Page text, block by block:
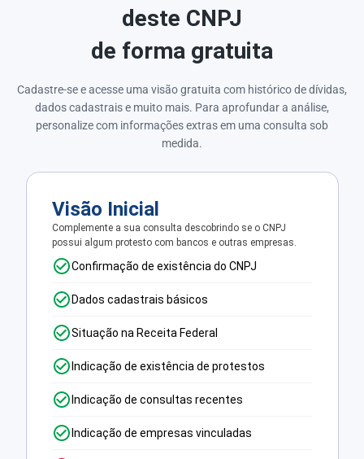
deste CNPJ
de forma gratuita
Cadastre-se e acesse uma visão gratuita com histórico de dívidas,
dados cadastrais e muito mais. Para aprofundar a análise,
personalize com informações extras em uma consulta sob
medida.
Visão Inicial
Complemente a sua consulta descobrindo se o CNPJ
possui algum protesto com bancos e outras empresas.
Confirmação de existência do CNPJ
Dados cadastrais básicos
Situação na Receita Federal
Indicação de existência de protestos
Indicação de consultas recentes
Indicação de empresas vinculadas